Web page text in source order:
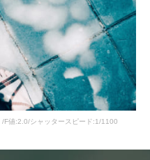
F値:2.0/シャッタースピード:1/1100